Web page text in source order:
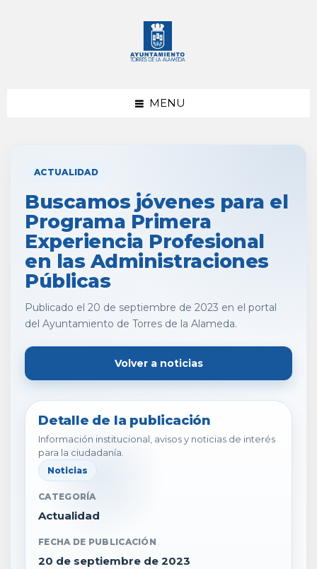
MENU
ACTUALIDAD
Buscamos jóvenes para el
Programa Primera
Experiencia Profesional
en las Administraciones
Públicas
Publicado el 20 de septiembre de 2023 en el portal
del Ayuntamiento de Torres de la Alameda.
Volver a noticias
Detalle de la publicación
Información institucional, avisos y noticias de interés
para la ciudadanía.
Noticias
CATEGORÍA
Actualidad
FECHA DE PUBLICACIÓN
20 de septiembre de 2023